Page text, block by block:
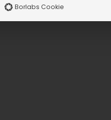
Borlabs Cookie